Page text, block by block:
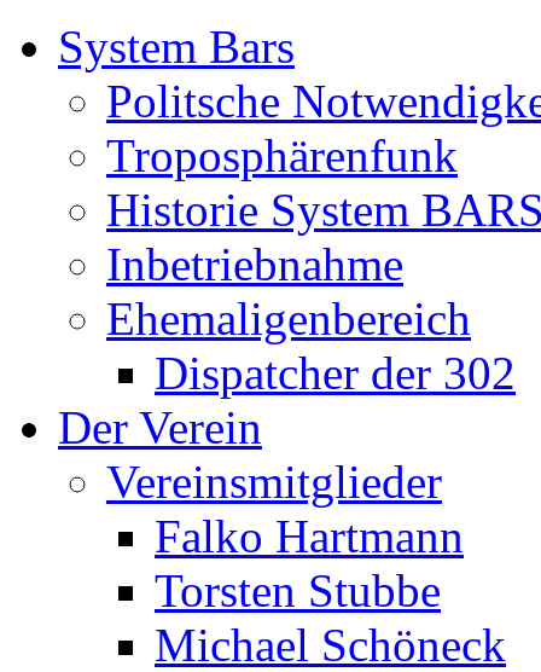
System Bars
Politsche
Troposphärenfunk
Historie System
Inbetriebnahme
Ehemaligenbereich
Dispatcher der 302
Der Verein
Vereinsmitglieder
Falko Hartmann
Torsten Stubbe
Michael Schöneck